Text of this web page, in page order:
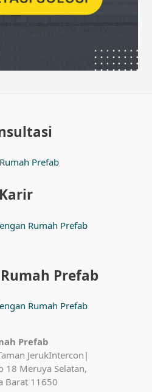
Prefab
Karir
Rumah Prefab
Prefab
Rumah Prefab
Prefab
JerukIntercon|
18 Meruya Selatan,
Barat 11650